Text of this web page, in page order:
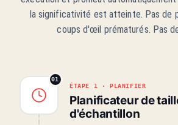
la significativité est atteinte. Pas de
coups d'œil prématurés. Pas
01
ÉTAPE 1 · PLANIFIER
Planificateur de
d'échantillon